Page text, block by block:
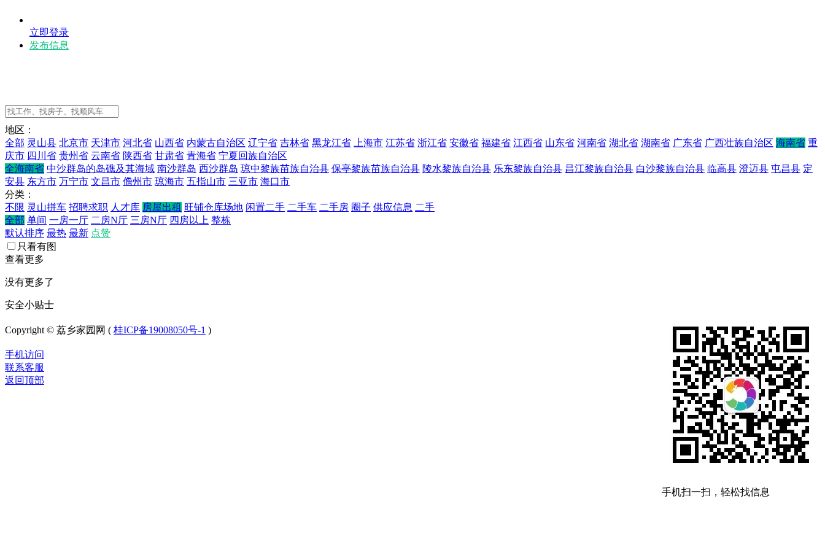
立即登录
发布信息
地区：
全部 灵山县 北京市 天津市 河北省 山西省 内蒙古自治区 辽宁省 吉林省 黑龙江省 上海市 江苏省 浙江省 安徽省 福建省 江西省 山东省 河南省 湖北省 湖南省 广东省 广西壮族自治区 海南省 重
庆市 四川省 贵州省 云南省 陕西省 甘肃省 青海省 宁夏回族自治区
全海南省 中沙群岛的岛礁及其海域 南沙群岛 西沙群岛 琼中黎族苗族自治县 保亭黎族苗族自治县 陵水黎族自治县 乐东黎族自治县 昌江黎族自治县 白沙黎族自治县 临高县 澄迈县 屯昌县 定
安县 东方市 万宁市 文昌市 儋州市 琼海市 五指山市 三亚市 海口市
分类：
不限 灵山拼车 招聘求职 人才库 房屋出租 旺铺仓库场地 闲置二手 二手车 二手房 圈子 供应信息 二手
全部 单间 一房一厅 二房N厅 三房N厅 四房以上 整栋
默认排序 最热 最新 点赞
只看有图
查看更多
没有更多了
安全小贴士
手机扫一扫，轻松找信息
Copyright © 荔乡家园网 ( 桂ICP备19008050号-1 )
手机访问
联系客服
返回顶部